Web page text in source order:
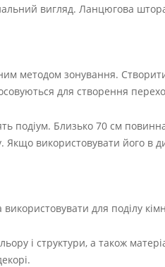
вигляд. Ланцюгова
методом зонування. Створити
для створення
подіум. Близько 70 см
використовувати його в
використовувати для поділу
і структури, а також